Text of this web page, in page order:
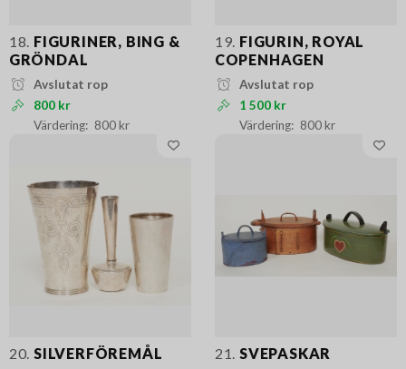
18. FIGURINER, BING &
GRÖNDAL
Avslutat rop
800 kr
800 kr
19. FIGURIN, ROYAL
COPENHAGEN
Avslutat rop
1 500 kr
800 kr
20. SILVERFÖREMÅL 21. SVEPASKAR